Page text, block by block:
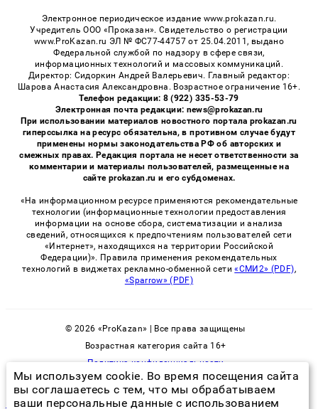
Электронное периодическое издание www.prokazan.ru.
Учредитель ООО «Проказан». Cвидетельство о регистрации
www.ProKazan.ru ЭЛ № ФС77-44757 от 25.04.2011, выдано
Федеральной службой по надзору в сфере связи,
информационных технологий и массовых коммуникаций.
Директор: Сидоркин Андрей Валерьевич. Главный редактор:
Шарова Анастасия Александровна. Возрастное ограничение 16+.
Телефон редакции: 8 (922) 335-53-79
Электронная почта редакции: news@prokazan.ru
При использовании материалов новостного портала prokazan.ru
гиперссылка на ресурс обязательна, в противном случае будут
применены нормы законодательства РФ об авторских и
смежных правах. Редакция портала не несет ответственности за
комментарии и материалы пользователей, размещенные на
сайте prokazan.ru и его субдоменах.
«На информационном ресурсе применяются рекомендательные
технологии (информационные технологии предоставления
информации на основе сбора, систематизации и анализа
сведений, относящихся к предпочтениям пользователей сети
«Интернет», находящихся на территории Российской
Федерации)». Правила применения рекомендательных
технологий в виджетах рекламно-обменной сети«СМИ2» (PDF),
«Sparrow» (PDF)
© 2026 «ProKazan» | Все права защищены
Возрастная категория сайта 16+
Политика конфиденциальности
как можно принести в дом клопов
Мы используем cookie. Во время посещения сайта
вы соглашаетесь с тем, что мы обрабатываем
ваши персональные данные с использованием